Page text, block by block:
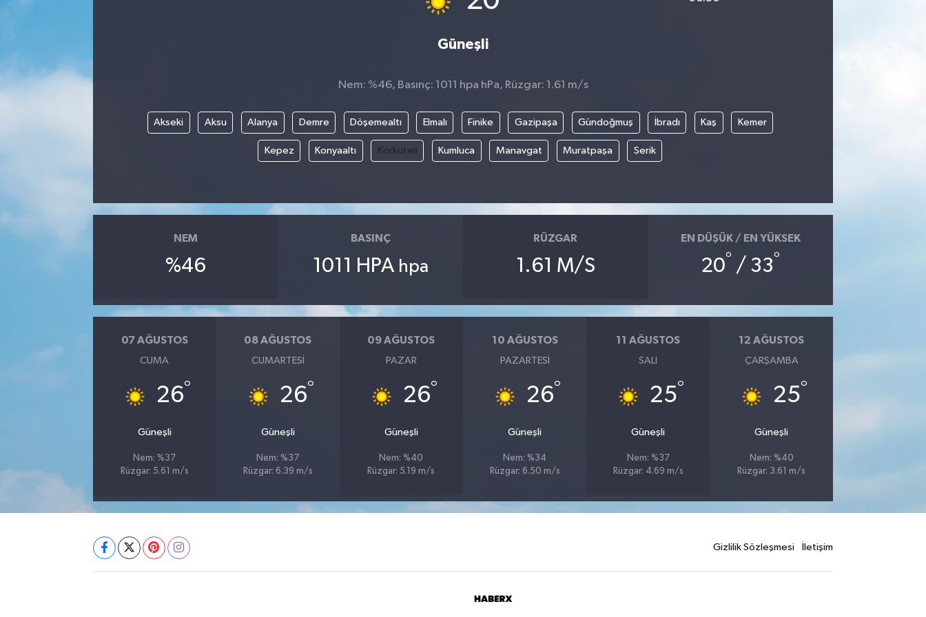
Güneşli
Nem: %46, Basınç: 1011 hpa hPa, Rüzgar: 1.61 m/s
Akseki Aksu Alanya Demre Döşemealtı Elmalı Finike Gazipaşa Gündoğmuş İbradı Kaş Kemer
Kepez Konyaaltı Korkuteli Kumluca Manavgat Muratpaşa Serik
NEM
%46
BASINÇ
1011 HPA hpa
RÜZGAR
1.61 M/S
EN DÜŞÜK / EN YÜKSEK
20° / 33°
07 AĞUSTOS
CUMA
26°
Güneşli
Nem: %37
Rüzgar: 5.61 m/s
08 AĞUSTOS
CUMARTESI
26°
Güneşli
Nem: %37
Rüzgar: 6.39 m/s
09 AĞUSTOS
PAZAR
26°
Güneşli
Nem: %40
Rüzgar: 5.19 m/s
10 AĞUSTOS
PAZARTESI
26°
Güneşli
Nem: %34
Rüzgar: 6.50 m/s
11 AĞUSTOS
SALI
25°
Güneşli
Nem: %37
Rüzgar: 4.69 m/s
12 AĞUSTOS
ÇARŞAMBA
25°
Güneşli
Nem: %40
Rüzgar: 3.61 m/s
Gizlilik Sözleşmesi İletişim
Sağlık